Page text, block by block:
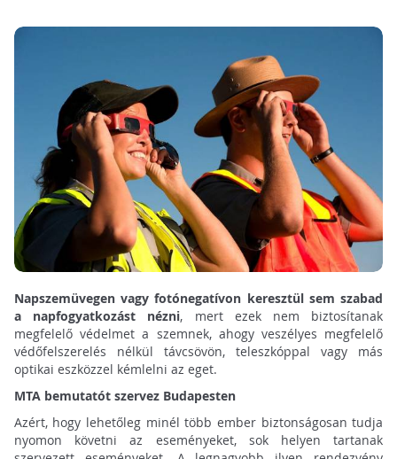
Napszemüvegen vagy fotónegatívon keresztül sem szabad
a napfogyatkozást nézni, mert ezek nem biztosítanak
megfelelő védelmet a szemnek, ahogy veszélyes megfelelő
védőfelszerelés nélkül távcsövön, teleszkóppal vagy más
optikai eszközzel kémlelni az eget.
MTA bemutatót szervez Budapesten
Azért, hogy lehetőleg minél több ember biztonságosan tudja
nyomon követni az eseményeket, sok helyen tartanak